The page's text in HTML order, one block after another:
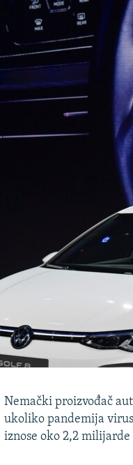
Nemački proizvođač
ukoliko pandemija
iznose oko 2,2